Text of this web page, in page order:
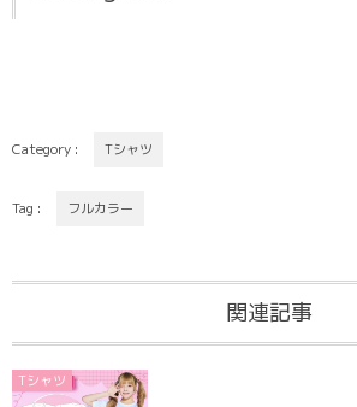
Category : Tシャツ
Tag : フルカラー
関連記事
Tシャツ